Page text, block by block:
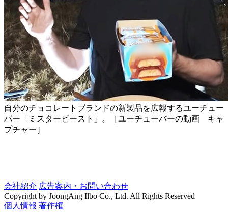
自分のチョコレートブランドの新製品を広報するユーチュー
バー「ミスタービースト」。［ユーチューバーの動画 キャ
プチャー］ ​
会社紹介 広告案内・お問い合わせ
Copyright by JoongAng Ilbo Co., Ltd. All Rights Reserved
個人情報 著作権